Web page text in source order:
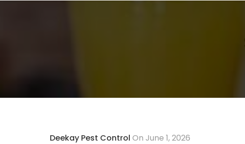
Deekay Pest Control On June 1, 2026